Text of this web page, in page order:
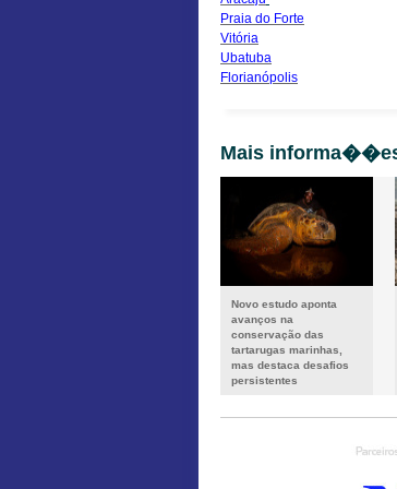
Praia do Forte
Vitória
Ubatuba
Florianópolis
Mais
Novo estudo aponta
avanços na
conservação das
tartarugas marinhas,
mas destaca desafios
persistentes